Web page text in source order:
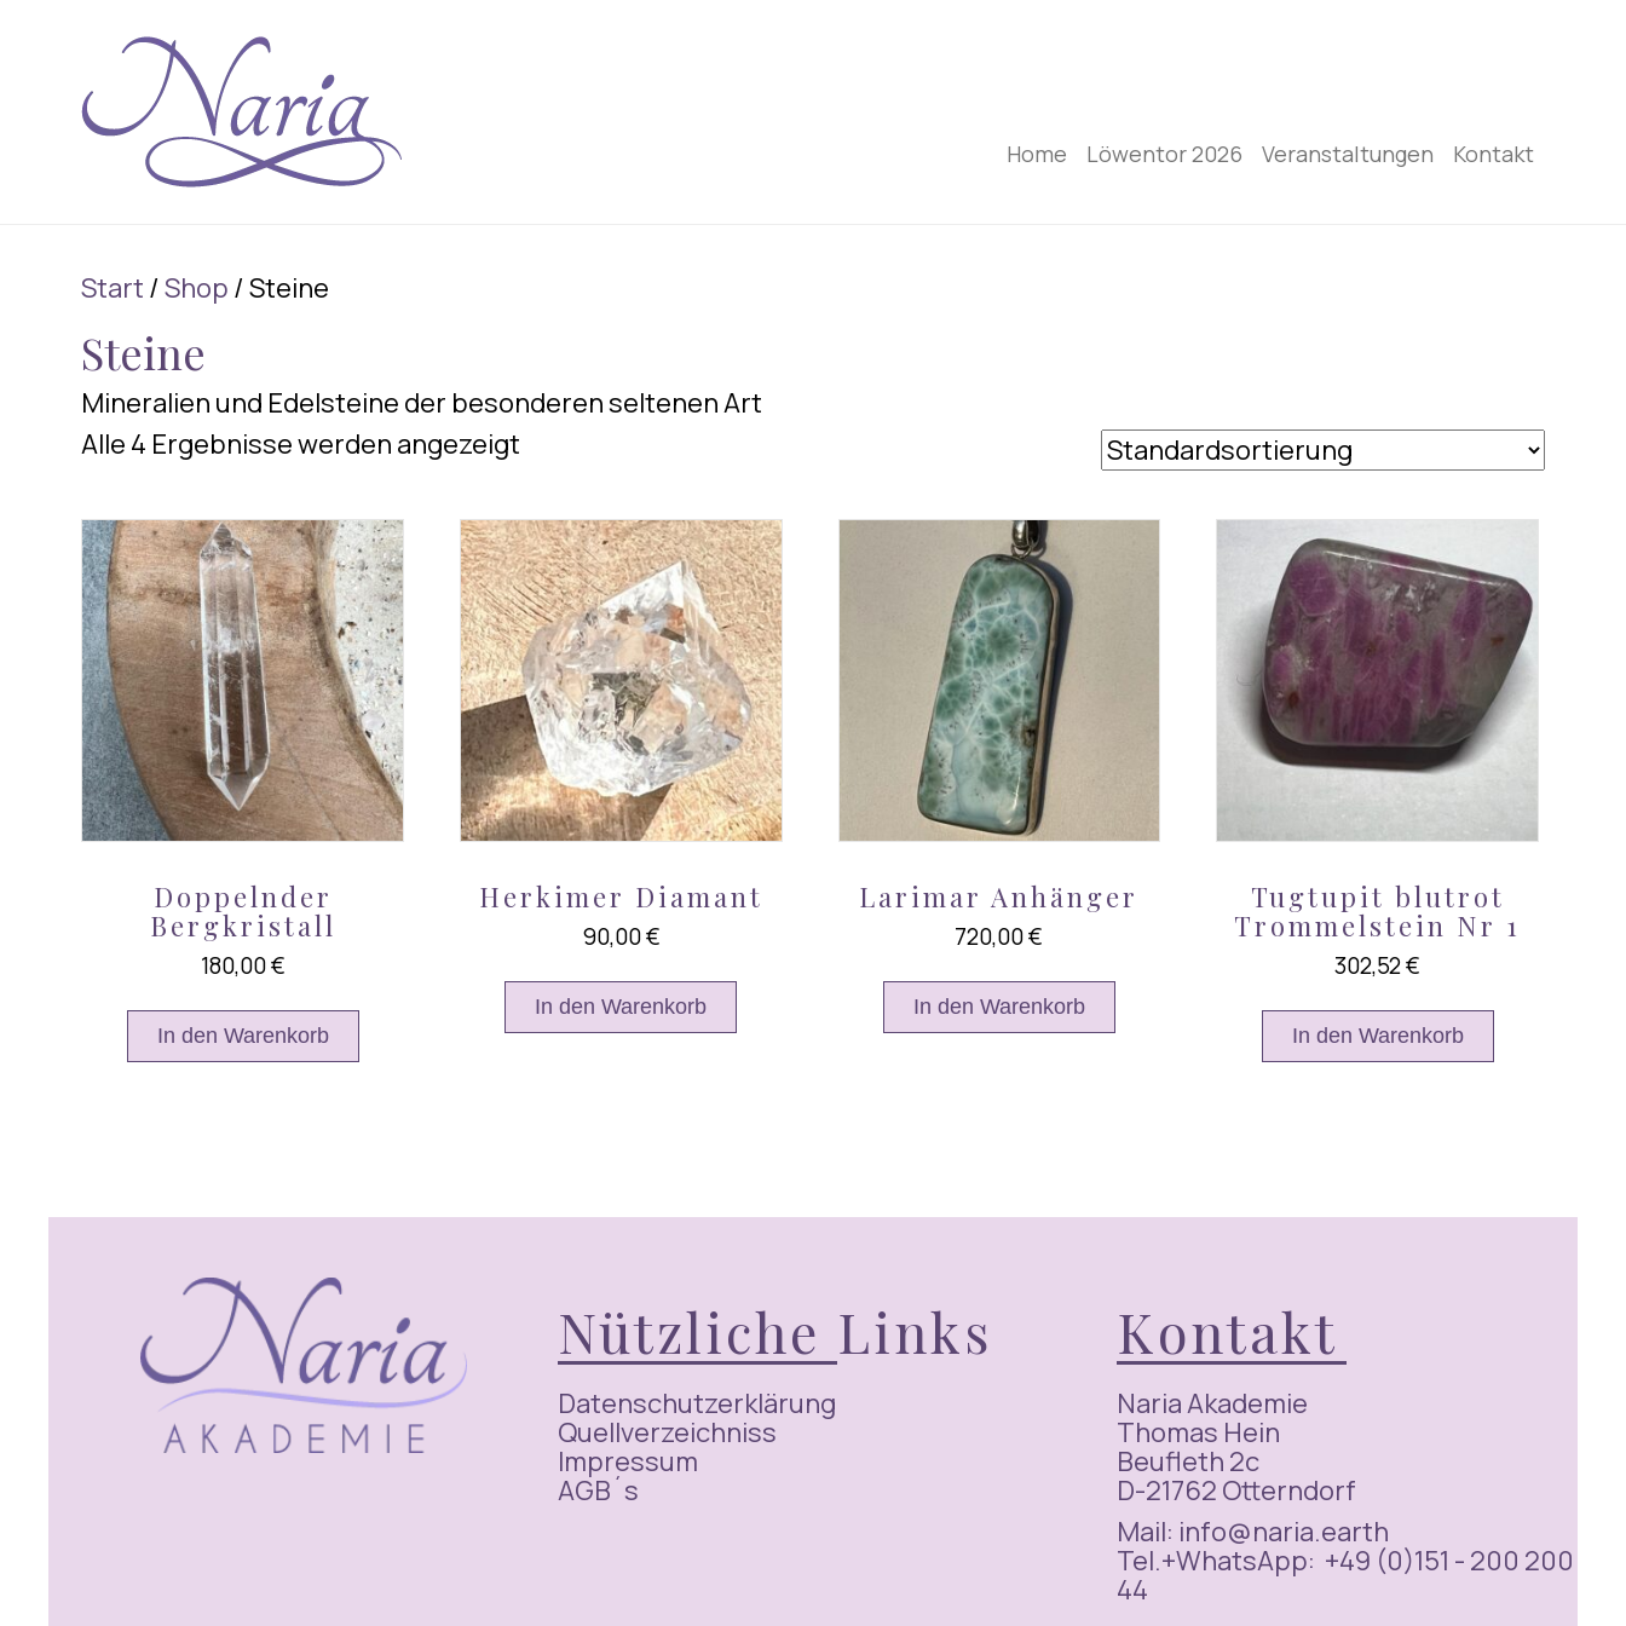
Home Löwentor 2026 Veranstaltungen Kontakt
Start /Shop / Steine
Steine
Mineralien und Edelsteine der besonderen seltenen Art
Alle 4 Ergebnisse werden angezeigt
Doppelnder
Bergkristall
180,00€
In den Warenkorb
Herkimer Diamant
90,00€
In den Warenkorb
Larimar Anhänger
720,00€
In den Warenkorb
Tugtupit blutrot
Trommelstein Nr 1
302,52€
In den Warenkorb
Nützliche Links
Datenschutzerklärung
Quellverzeichniss
Impressum
AGB´s
Kontakt
Naria Akademie
Thomas Hein
Beufleth 2c
D-21762 Otterndorf
Mail: info@naria.earth
Tel.+WhatsApp: +49 (0)151 - 200 200
44